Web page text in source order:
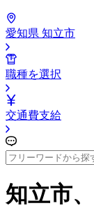
愛知県 知立市
職種を選択
交通費支給
知立市